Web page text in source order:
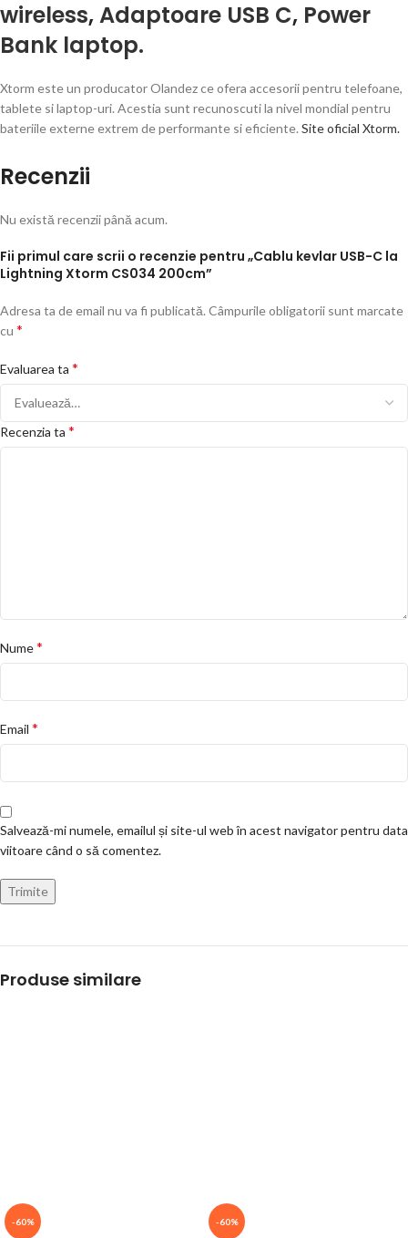
wireless,Adaptoare USB C, Power
Bank laptop.
Xtorm este un producator Olandez ce ofera accesorii pentru telefoane,
tablete si laptop-uri. Acestia sunt recunoscuti la nivel mondial pentru
bateriile externe extrem de performante si eficiente. Site oficial Xtorm.
Recenzii
Nu există recenzii până acum.
Fii primul care scrii o recenzie pentru „Cablu kevlar USB-C la
Lightning Xtorm CS034 200cm”
Adresa ta de email nu va fi publicată. Câmpurile obligatorii sunt marcate
cu *
Evaluarea ta *
Recenzia ta *
Nume*
Email *
Salvează-mi numele, emailul și site-ul web în acest navigator pentru data
viitoare când o să comentez.
Produse similare
-60% -60%